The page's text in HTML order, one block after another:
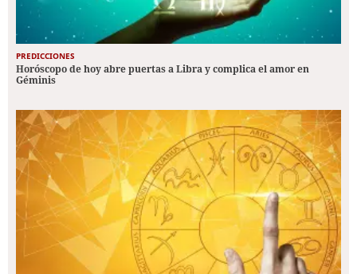
PREDICCIONES
Horóscopo de hoy abre puertas a Libra y complica el amor en
Géminis